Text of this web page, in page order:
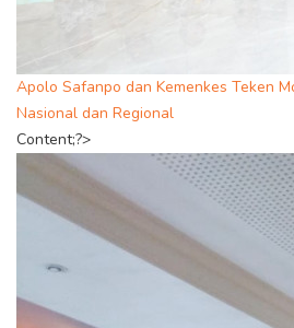
Apolo Safanpo dan Kemenkes Teken
Nasional dan Regional
Content;?>